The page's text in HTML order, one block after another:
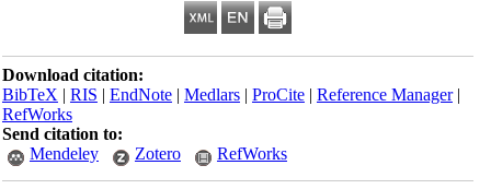
Download citation:
BibTeX|RIS|EndNote|Medlars|ProCite|Reference Manager
RefWorks
Send citation to:
Mendeley
Zotero RefWorks